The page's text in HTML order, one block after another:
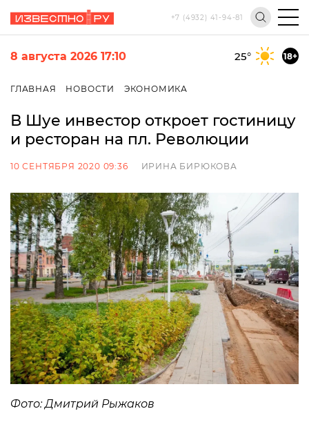
+7 (4932) 41-94-81
8 августа 2026 17:10 25° 18+
ГЛАВНАЯ НОВОСТИ ЭКОНОМИКА
В Шуе инвестор откроет гостиницу
и ресторан на пл. Революции
10 СЕНТЯБРЯ 2020 09:36 ИРИНА БИРЮКОВА
Фото: Дмитрий Рыжаков